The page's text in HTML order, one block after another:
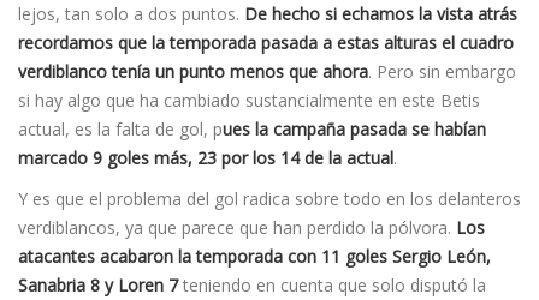
lejos, tan solo a dos puntos. De hecho si echamos la vista atrás
recordamos que la temporada pasada a estas alturas el cuadro
verdiblanco tení­a un punto menos que ahora. Pero sin embargo
si hay algo que ha cambiado sustancialmente en este Betis
actual, es la falta de gol, pues la campaña pasada se habían
marcado 9 goles más, 23 por los 14 de la actual.
Y es que el problema del gol radica sobre todo en los delanteros
verdiblancos, ya que parece que han perdido la pólvora. Los
atacantes acabaron la temporada con 11 goles Sergio León,
Sanabria 8 y Loren 7teniendo en cuenta que solo disputó la